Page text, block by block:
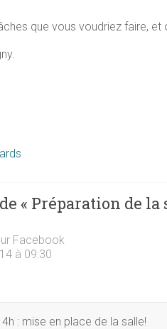
que vous voudriez faire, et
« Préparation de la
Facebook
à 09:30
: mise en place de la salle!